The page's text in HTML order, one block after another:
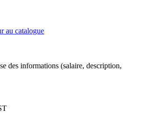
au catalogue
des informations (salaire, description,